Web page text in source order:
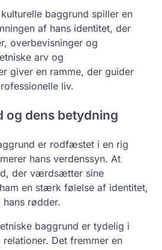
baggrund spiller en
af hans identitet, der
overbevisninger og
arv og
giver en ramme, der guider
liv.
og dens betydning
er rodfæstet i en rig
hans verdenssyn. At
der værdsætter sine
en stærk følelse af identitet,
rødder.
baggrund er tydelig i
Det fremmer en